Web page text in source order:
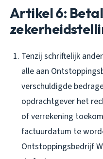
Artikel 6:
Tenzij schriftelijk
alle aan
verschuldigde
opdrachtgever het
of verrekening
factuurdatum te
Ontstoppingsbedrijf